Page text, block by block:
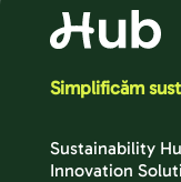
Simplificăm
Sustainability
Innovation